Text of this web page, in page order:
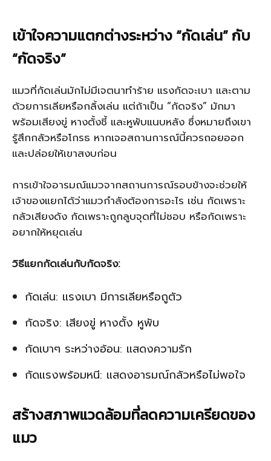
เข้าใจความแตกต่างระหว่าง “กัดเล่น” กับ
“กัดจริง”
แมวที่กัดเล่นมักไม่มีเจตนาทำร้าย แรงกัดจะเบา และตาม
ด้วยการเลียหรือกลิ้งเล่น แต่ถ้าเป็น “กัดจริง” มักมา
พร้อมเสียงขู่ หางตั้งชี้ และหูพับแนบหลัง ซึ่งหมายถึงเขา
รู้สึกกลัวหรือโกรธ หากเจอสถานการณ์นี้ควรถอยออก
และปล่อยให้เขาสงบก่อน
การเข้าใจอารมณ์แมวจากสถานการณ์รอบข้างจะช่วยให้
เจ้าของแยกได้ว่าแมวกำลังต้องการอะไร เช่น กัดเพราะ
กลัวเสียงดัง กัดเพราะถูกลูบจุดที่ไม่ชอบ หรือกัดเพราะ
อยากให้หยุดเล่น
วิธีแยกกัดเล่นกับกัดจริง:
กัดเล่น: แรงเบา มีการเลียหรือถูตัว
กัดจริง: เสียงขู่ หางตั้ง หูพับ
กัดเบาๆ ระหว่างอ้อน: แสดงความรัก
กัดแรงพร้อมหนี: แสดงอารมณ์กลัวหรือไม่พอใจ
สร้างสภาพแวดล้อมที่ลดความเครียดของ
แมว